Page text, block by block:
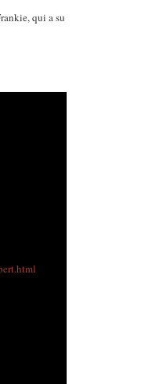
qui a su